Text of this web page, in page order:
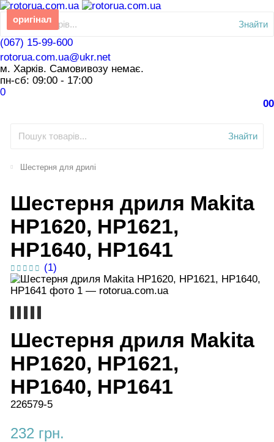
Знайти
(067) 15-99-600
rotorua.com.ua@ukr.net
м. Харків. Самовивозу немає.
пн-сб: 09:00 - 17:00
0
00
Знайти
Шестерня для дрилі
Шестерня дриля Makita
HP1620, HP1621,
HP1640, HP1641
(1)
оригінал
Шестерня дриля Makita
HP1620, HP1621,
HP1640, HP1641
226579-5
232 грн.